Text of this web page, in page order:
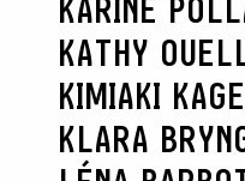
KARINE
KATHY
KIMIAKI
KLARA